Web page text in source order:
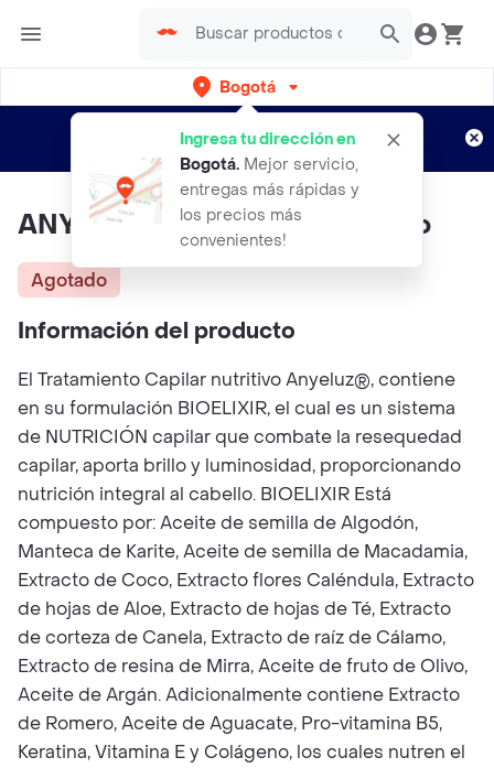
Bogotá
Ingresa tu dirección en
Bogotá. Mejor servicio,
entregas más rápidas y
los precios más
convenientes!
envíos gratis por semanas
Aplican TyC
ANYELUZ Tratamiento Nutritivo
Agotado
Información del producto
El Tratamiento Capilar nutritivo Anyeluz®, contiene
en su formulación BIOELIXIR, el cual es un sistema
de NUTRICIÓN capilar que combate la resequedad
capilar, aporta brillo y luminosidad, proporcionando
nutrición integral al cabello. BIOELIXIR Está
compuesto por: Aceite de semilla de Algodón,
Manteca de Karite, Aceite de semilla de Macadamia,
Extracto de Coco, Extracto flores Caléndula, Extracto
de hojas de Aloe, Extracto de hojas de Té, Extracto
de corteza de Canela, Extracto de raíz de Cálamo,
Extracto de resina de Mirra, Aceite de fruto de Olivo,
Aceite de Argán. Adicionalmente contiene Extracto
de Romero, Aceite de Aguacate, Pro-vitamina B5,
Keratina, Vitamina E y Colágeno, los cuales nutren el